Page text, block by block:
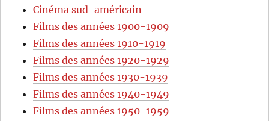
Cinéma sud-américain
Films des années 1900-1909
Films des années 1910-1919
Films des années 1920-1929
Films des années 1930-1939
Films des années 1940-1949
Films des années 1950-1959